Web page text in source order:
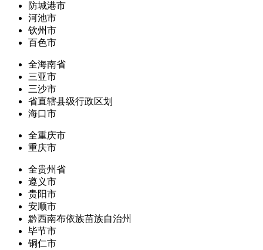
防城港市
河池市
钦州市
百色市
全海南省
三亚市
三沙市
省直辖县级行政区划
海口市
全重庆市
重庆市
全贵州省
遵义市
贵阳市
安顺市
黔西南布依族苗族自治州
毕节市
铜仁市